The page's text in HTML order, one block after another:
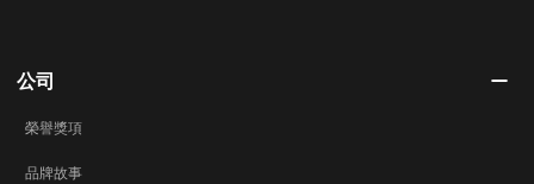
公司
榮譽獎項
品牌故事